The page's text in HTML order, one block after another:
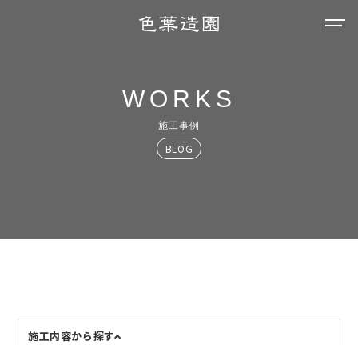
WORKS
施工事例
BLOG
施工内容から探す